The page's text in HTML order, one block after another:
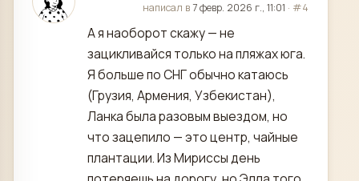
отредактировано
написал в7 февр. 2026 г., 11:01 · #4
А я наоборот скажу — не
зацикливайся только на пляжах юга.
Я больше по СНГ обычно катаюсь
(Грузия, Армения, Узбекистан),
Ланка была разовым выездом, но
что зацепило — это центр, чайные
плантации. Из Мириссы день